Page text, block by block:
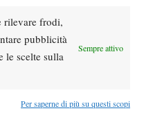
rilevare frodi,
pubblicità
le scelte sulla
Sempre attivo
Per saperne di più su questi scopi